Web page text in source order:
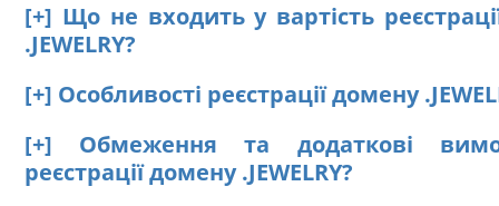
[+] Що не входить у вартість
.JEWELRY?
[+] Особливості реєстрації домену
[+] Обмеження та додаткові
реєстрації домену .JEWELRY?